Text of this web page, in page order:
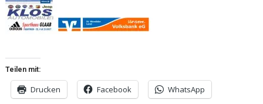
Teilen mit:
Drucken Facebook WhatsApp